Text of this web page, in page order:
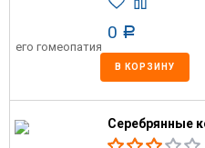
0 Р
В КОРЗИНУ
Серебрянные